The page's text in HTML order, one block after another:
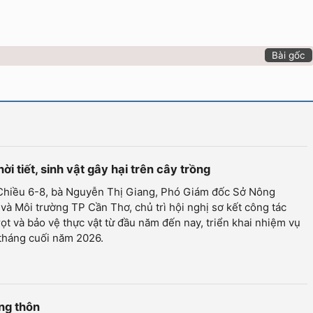
Bài gốc
tiết, sinh vật gây hại trên cây trồng
6-8, bà Nguyễn Thị Giang, Phó Giám đốc Sở Nông
Môi trường TP Cần Thơ, chủ trì hội nghị sơ kết công tác
và bảo vệ thực vật từ đầu năm đến nay, triển khai nhiệm vụ
cuối năm 2026.
thôn